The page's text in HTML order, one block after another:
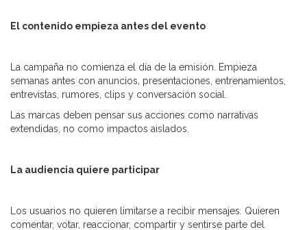
El contenido empieza antes del evento
La campaña no comienza el día de la emisión. Empieza
semanas antes con anuncios, presentaciones, entrenamientos,
entrevistas, rumores, clips y conversación social.
Las marcas deben pensar sus acciones como narrativas
extendidas, no como impactos aislados.
La audiencia quiere participar
Los usuarios no quieren limitarse a recibir mensajes. Quieren
comentar, votar, reaccionar, compartir y sentirse parte del